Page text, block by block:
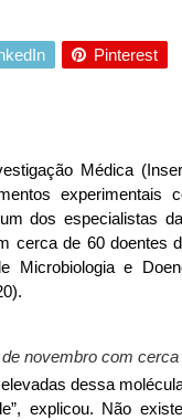
nacional: como
vale mais a pena
limpa chega para
Ferro: guia completo
do
de Especialistas
Pinterest
Médica
experimentais
dos especialistas
cerca de 60 doentes
Microbiologia e
novembro com
dessa
explicou. Não